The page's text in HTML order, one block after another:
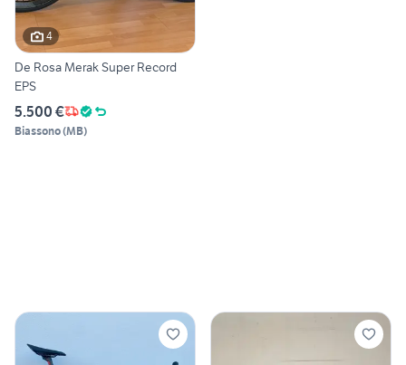
4
De Rosa Merak Super Record
EPS
5.500 €
Biassono(MB)